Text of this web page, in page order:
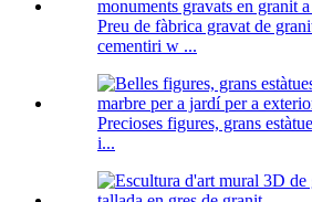
Preu de fàbrica gravat de
cementiri w ...
Precioses figures, grans
i...